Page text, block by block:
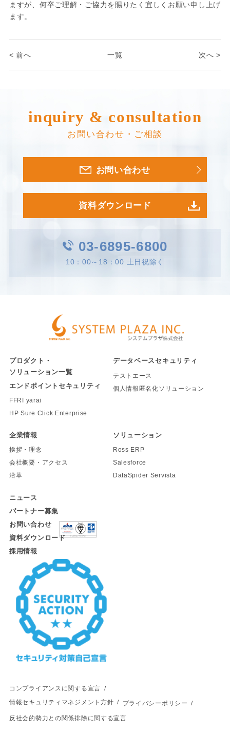
ますが、何卒ご理解・ご協力を賜りたく宜しくお願い申し上げ
ます。
< 前へ 一覧 次へ >
inquiry & consultation
お問い合わせ・ご相談
お問い合わせ
資料ダウンロード
03-6895-6800
10：00～18：00 土日祝除く
プロダクト・
ソリューション一覧
エンドポイントセキュリティ
FFRI yarai
HP Sure Click Enterprise
データベースセキュリティ
テストエース
個人情報匿名化ソリューション
企業情報
挨拶・理念
会社概要・アクセス
沿革
ソリューション
Ross ERP
Salesforce
DataSpider Servista
ニュース
パートナー募集
お問い合わせ
資料ダウンロード
採用情報
コンプライアンスに関する宣言
情報セキュリティマネジメント方針 プライバシーポリシー
反社会的勢力との関係排除に関する宣言